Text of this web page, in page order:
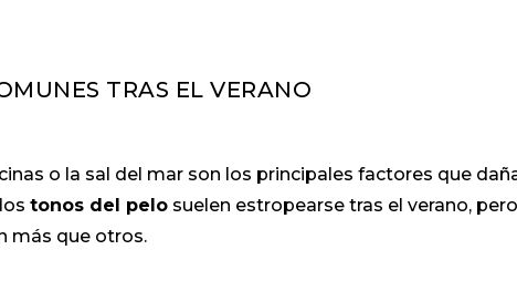
TRAS EL VERANO
o la sal del mar son los principales factores que
tonos del pelo suelen estropearse tras el verano,
más que otros.